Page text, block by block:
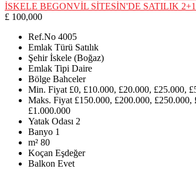
İSKELE BEGONVİL SİTESİN'DE SATILIK
£ 100,000
Ref.No 4005
Emlak Türü Satılık
Şehir İskele (Boğaz)
Emlak Tipi Daire
Bölge Bahceler
Min. Fiyat £0, £10.000, £20.000, £25.000,
Maks. Fiyat £150.000, £200.000,
£1.000.000
Yatak Odası 2
Banyo 1
m² 80
Koçan Eşdeğer
Balkon Evet